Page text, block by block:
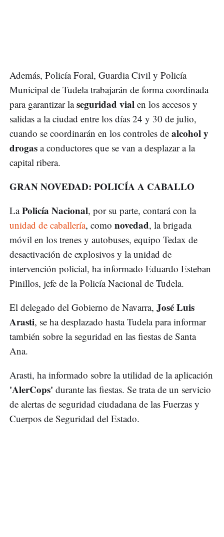
Además, Policía Foral, Guardia Civil y Policía
Municipal de Tudela trabajarán de forma coordinada
para garantizar laseguridad vial en los accesos y
salidas a la ciudad entre los días 24 y 30 de julio,
cuando se coordinarán en los controles de alcohol y
drogas a conductores que se van a desplazar a la
capital ribera.
GRAN NOVEDAD: POLICÍA A CABALLO
LaPolicía Nacional, por su parte, contará con la
unidad de caballería, como novedad, la brigada
móvil en los trenes y autobuses, equipo Tedax de
desactivación de explosivos y la unidad de
intervención policial, ha informado Eduardo Esteban
Pinillos, jefe de la Policía Nacional de Tudela.
El delegado del Gobierno de Navarra, José Luis
Arasti, se ha desplazado hasta Tudela para informar
también sobre la seguridad en las fiestas de Santa
Ana.
Arasti, ha informado sobre la utilidad de la aplicación
'AlerCops' durante las fiestas. Se trata de un servicio
de alertas de seguridad ciudadana de las Fuerzas y
Cuerpos de Seguridad del Estado.